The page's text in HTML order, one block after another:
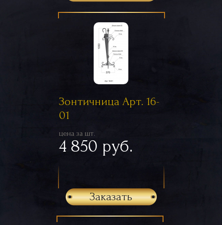
Зонтичница Арт. 16-
01
цена за шт.
4 850 руб.
Заказать